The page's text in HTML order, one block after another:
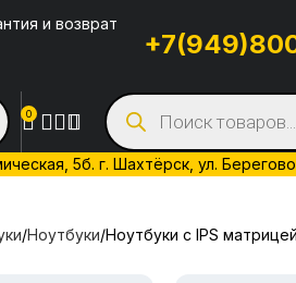
5б. г. Шахтёрск, ул.
и возврат
0
Ноутбуки Ноутбуки с IPS матрицей